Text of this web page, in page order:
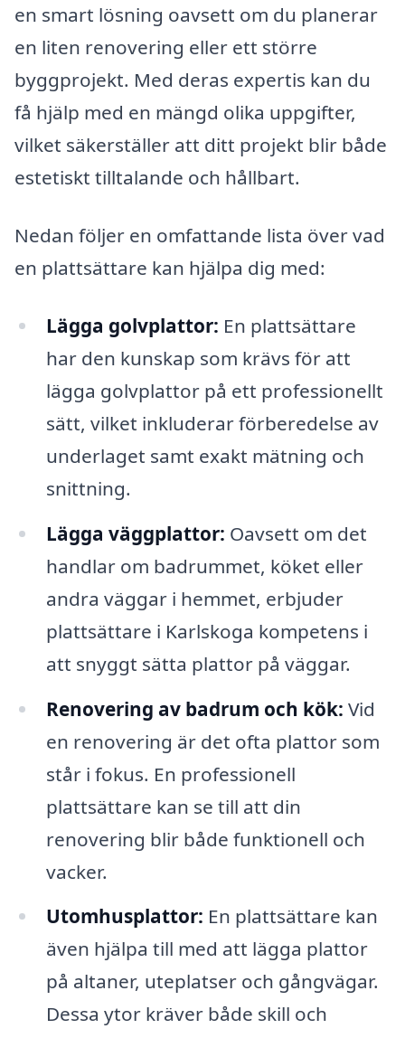
en smart lösning oavsett om du planerar
en liten renovering eller ett större
byggprojekt. Med deras expertis kan du
få hjälp med en mängd olika uppgifter,
vilket säkerställer att ditt projekt blir både
estetiskt tilltalande och hållbart.
Nedan följer en omfattande lista över vad
en plattsättare kan hjälpa dig med:
Lägga golvplattor: En plattsättare
har den kunskap som krävs för att
lägga golvplattor på ett professionellt
sätt, vilket inkluderar förberedelse av
underlaget samt exakt mätning och
snittning.
Lägga väggplattor: Oavsett om det
handlar om badrummet, köket eller
andra väggar i hemmet, erbjuder
plattsättare i Karlskoga kompetens i
att snyggt sätta plattor på väggar.
Renovering av badrum och kök: Vid
en renovering är det ofta plattor som
står i fokus. En professionell
plattsättare kan se till att din
renovering blir både funktionell och
vacker.
Utomhusplattor: En plattsättare kan
även hjälpa till med att lägga plattor
på altaner, uteplatser och gångvägar.
Dessa ytor kräver både skill och